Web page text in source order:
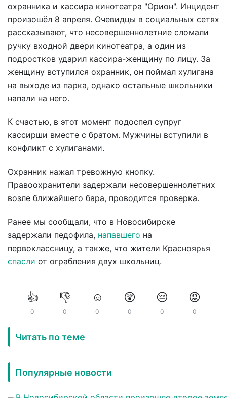
охранника и кассира кинотеатра "Орион". Инцидент
произошёл 8 апреля. Очевидцы в социальных сетях
рассказывают, что несовершеннолетние сломали
ручку входной двери кинотеатра, а один из
подростков ударил кассира-женщину по лицу. За
женщину вступился охранник, он поймал хулигана
на выходе из парка, однако остальные школьники
напали на него.
К счастью, в этот момент подоспел супруг
кассирши вместе с братом. Мужчины вступили в
конфликт с хулиганами.
Охранник нажал тревожную кнопку.
Правоохранители задержали несовершеннолетних
возле ближайшего бара, проводится проверка.
Ранее мы сообщали, что в Новосибирске
задержали педофила, напавшего на
первоклассницу, а также, что жители Красноярья
спасли от ограбления двух школьниц.
👍
0
👎
0
☺️
0
😲
0
😔
0
😡
0
Читать по теме
Популярные новости